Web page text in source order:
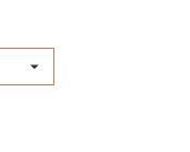
